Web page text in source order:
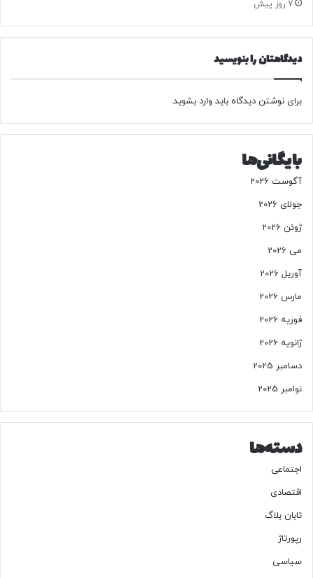
ن
ا
ه
ا
و
و
7 روز پیش
دیدگاهتان را بنویسید
برای نوشتن دیدگاه باید وارد بشوید.
بایگانی‌ها
آگوست 2026
جولای 2026
ژوئن 2026
می 2026
آوریل 2026
مارس 2026
فوریه 2026
ژانویه 2026
دسامبر 2025
نوامبر 2025
دسته‌ها
اجتماعی
اقتصادی
تابان بلاگ
رپورتاژ
سیاسی